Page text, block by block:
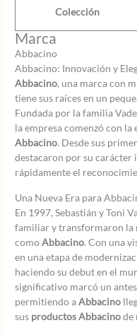
Colección
Marca
Abbacino
Abbacino: Innovación y
Abbacino, una marca con
tiene sus raíces en un
Fundada por la familia
la empresa comenzó con
Abbacino. Desde sus
destacaron por su carácter
rápidamente el
Una Nueva Era para
En 1997, Sebastián y Toni
familiar y transformaron la
comoAbbacino. Con una
en una etapa de
haciendo su debut en el
significativo marcó un
permitiendo aAbbacino
sus productos Abbacinode